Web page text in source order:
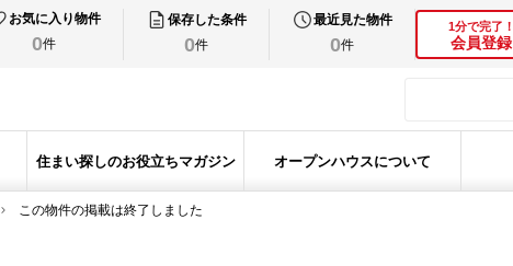
お気に入り物件
0件
保存した条件
0件
最近見た物件
0件
1分で完了！
会員登録
住まい探しのお役立ちマガジン オープンハウスについて
この物件の掲載は終了しました